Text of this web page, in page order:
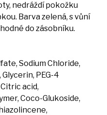
nedráždí pokožku
Barva zelená, svůní
do zásobníku.
Sodium Chloride,
PEG-4
acid,
Coco-Glukoside,